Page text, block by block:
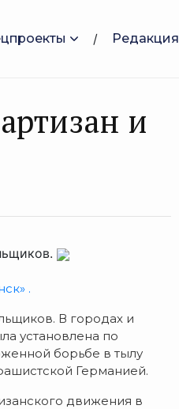
Редакция
и
.
В городах и
установлена по
борьбе в тылу
Германией.
движения в